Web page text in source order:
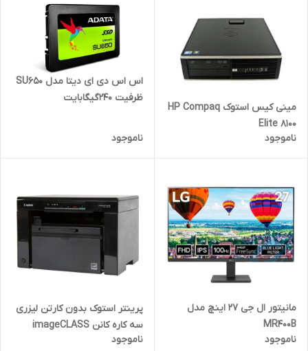
مینی کیس استوک HP Compaq
Elite 8100
ناموجود
اس اس دی ای دیتا مدل SU650
ظرفیت 240گیگابایت
ناموجود
مانیتور ال جی 27 اینچ مدل
MR400B
ناموجود
پرینتر استوک بدون کارتن لیزری
سه کاره کانن imageCLASS
MF3010
ناموجود